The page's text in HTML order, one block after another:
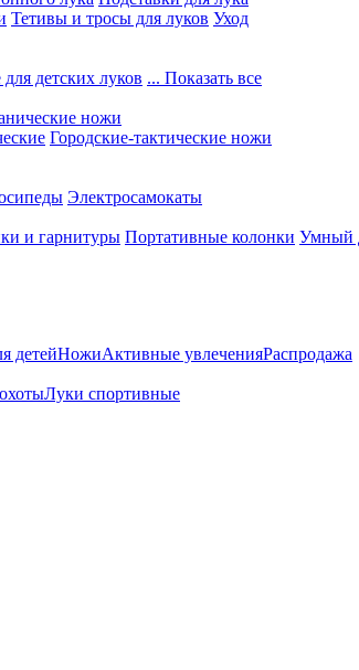
Тетивы и тросы для луков Уход
для детских луков ... Показать все
ножи
Городские-тактические ножи
Электросамокаты
и гарнитуры Портативные колонки Умный
детейНожиАктивные увлеченияРаспродажа
Луки спортивные